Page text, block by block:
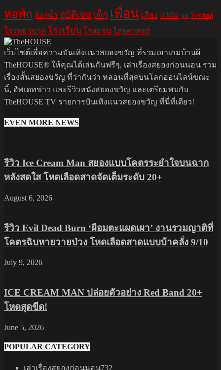
หอพัก ห้องน้ำ อุบัติเหตุ เด็ก เพื่อน เสียง แฟน แม่ โทรศัพท์
โรงพยาบาล โรงเรียน โรงแรม ไสยศาสตร์
เว็บไซต์เพื่อความบันเทิงแนวสยองขวัญ ที่รวมเอาเกมบ้านผี
TheHOUSE® ให้คุณได้เล่นกันฟรีๆ, เล่าเรื่องสยองก่อนนอน รวม
เรื่องสั้นสยองขวัญ ที่ว่ากันว่า หลอนที่สุดบนโลกออนไลน์ขณะ
นี้, อัพเดทข่าว และรีวิวหนังสยองขวัญ และเตรียมพบกับ
TheHOUSE TV รายการบันเทิงแนวสยองขวัญ ที่นี่ที่เดียว!
EVEN MORE NEWS
รีวิว Ice Cream Man สยองแบบโคตรระยำใจบนฉาก
หลังสดใส โหดเลือดสาดจัดเต็มระดับ 20+
August 6, 2026
รีวิว Evil Dead Burn ‘ผีอมตะแผดเผา’ งานรวมญาติที่
โคตรฉิบหายวายป่วง โหดเลือดสาดแบบบ้าคลั่ง 9/10
July 9, 2026
ICE CREAM MAN ปล่อยตัวอย่าง Red Band 20+
โหดสุดขีด!
June 5, 2026
POPULAR CATEGORY
เล่าเรื่องสยองก่อนนอน732